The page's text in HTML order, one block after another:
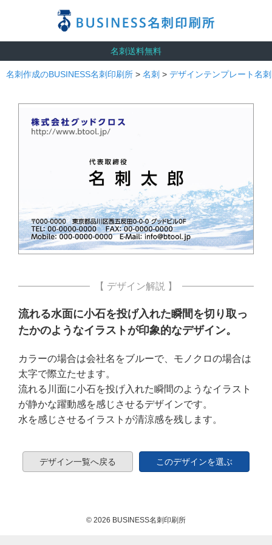
名刺送料無料
名刺作成のBUSINESS名刺印刷所 > 名刺 > デザインテンプレート名刺
【 デザイン解説 】
流れる水面に小石を投げ入れた瞬間を切り取っ
たかのようなイラストが印象的なデザイン。
カラーの場合は会社名をブルーで、モノクロの場合は
太字で際立たせます。
流れる川面に小石を投げ入れた瞬間のようなイラスト
が静かな躍動感を感じさせるデザインです。
水を感じさせるイラストが清涼感を残します。
デザイン一覧へ戻る このデザインを選ぶ
© 2026 BUSINESS名刺印刷所